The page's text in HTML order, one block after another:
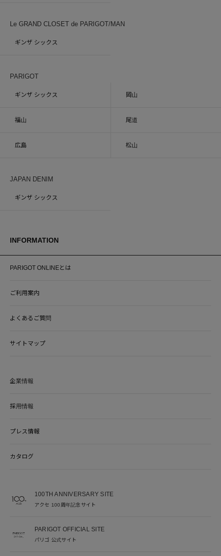
Le GRAND CLOSET de PARIGOT/MAN
ギンザ シックス
PARIGOT
ギンザ シックス 岡山
福山 尾道
広島 松山
JAPAN DENIM
ギンザ シックス
INFORMATION
PARIGOT ONLINEとは
ご利用案内
よくあるご質問
サイトマップ
企業情報
採用情報
プレス情報
カタログ
100TH ANNIVERSARY SITE
アクセ 100周年記念サイト
PARIGOT OFFICIAL SITE
パリゴ 公式サイト